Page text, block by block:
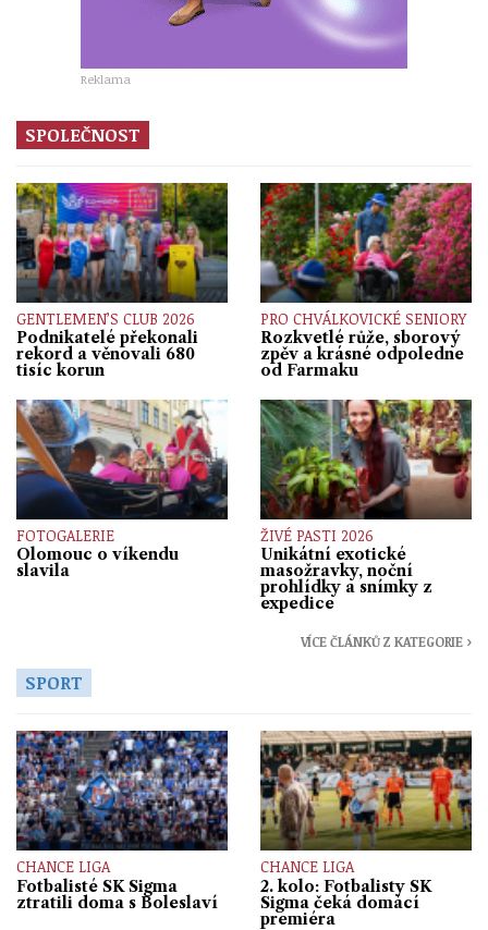
Reklama
SPOLEČNOST
GENTLEMEN’S CLUB 2026
Podnikatelé překonali
rekord a věnovali 680
tisíc korun
PRO CHVÁLKOVICKÉ SENIORY
Rozkvetlé růže, sborový
zpěv a krásné odpoledne
od Farmaku
FOTOGALERIE
Olomouc o víkendu
slavila
ŽIVÉ PASTI 2026
Unikátní exotické
masožravky, noční
prohlídky a snímky z
expedice
VÍCE ČLÁNKŮ Z KATEGORIE ›
SPORT
CHANCE LIGA
Fotbalisté SK Sigma
ztratili doma s Boleslaví
CHANCE LIGA
2. kolo: Fotbalisty SK
Sigma čeká domácí
premiéra